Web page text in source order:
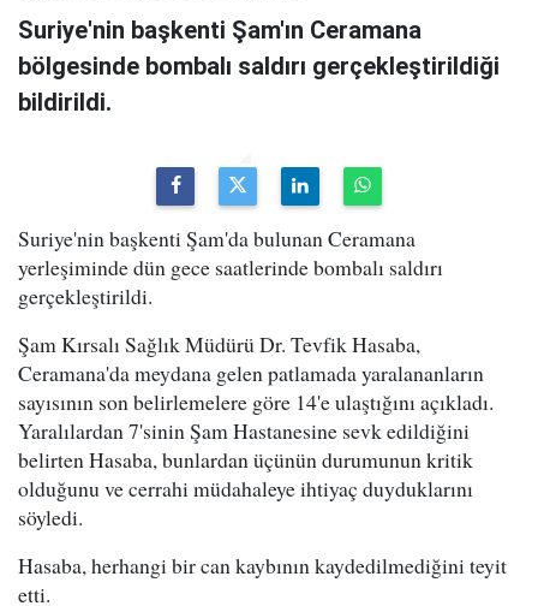
Suriye'nin başkenti Şam'ın Ceramana
bölgesinde bombalı saldırı gerçekleştirildiği
bildirildi.
Suriye'nin başkenti Şam'da bulunan Ceramana
yerleşiminde dün gece saatlerinde bombalı saldırı
gerçekleştirildi.
Şam Kırsalı Sağlık Müdürü Dr. Tevfik Hasaba,
Ceramana'da meydana gelen patlamada yaralananların
sayısının son belirlemelere göre 14'e ulaştığını açıkladı.
Yaralılardan 7'sinin Şam Hastanesine sevk edildiğini
belirten Hasaba, bunlardan üçünün durumunun kritik
olduğunu ve cerrahi müdahaleye ihtiyaç duyduklarını
söyledi.
Hasaba, herhangi bir can kaybının kaydedilmediğini teyit
etti.